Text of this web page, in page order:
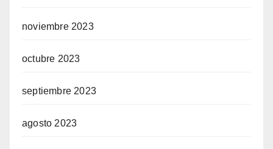
noviembre 2023
octubre 2023
septiembre 2023
agosto 2023